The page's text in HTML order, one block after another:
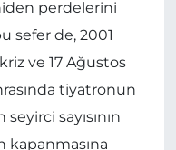
perdelerini
sefer de, 2001
ve 17 Ağustos
tiyatronun
sayısının